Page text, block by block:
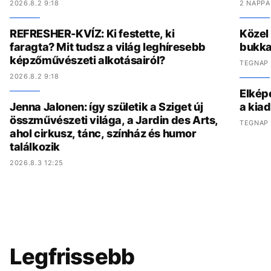
2026.8.2 9:18
REFRESHER-KVÍZ: Ki festette, ki
faragta? Mit tudsz a világ leghíresebb
képzőművészeti alkotásairól?
2026.8.2 9:18
Jenna Jalonen: így születik a Sziget új
összművészeti világa, a Jardin des Arts,
ahol cirkusz, tánc, színház és humor
találkozik
2026.8.3 12:25
2
TEGNAP
a
TEGNAP
Legfrissebb